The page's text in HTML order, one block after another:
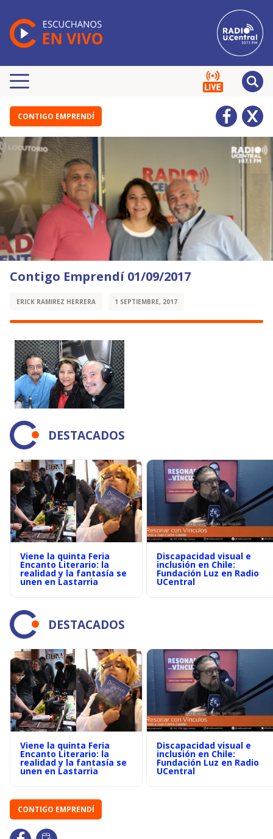
CONTIGO EMPRENDÍ
Contigo Emprendí 01/09/2017
ERICK RAMIREZ HERRERA 1 SEPTIEMBRE, 2017
DESTACADOS
Viene la quinta Feria
Encanto Literario: la
realidad y la fantasía se
unen en Lastarria
Discapacidad visual e
inclusión en Chile:
Fundación Luz en Radio
UCentral
DESTACADOS
Viene la quinta Feria
Encanto Literario: la
realidad y la fantasía se
unen en Lastarria
Discapacidad visual e
inclusión en Chile:
Fundación Luz en Radio
UCentral
CONTIGO EMPRENDÍ